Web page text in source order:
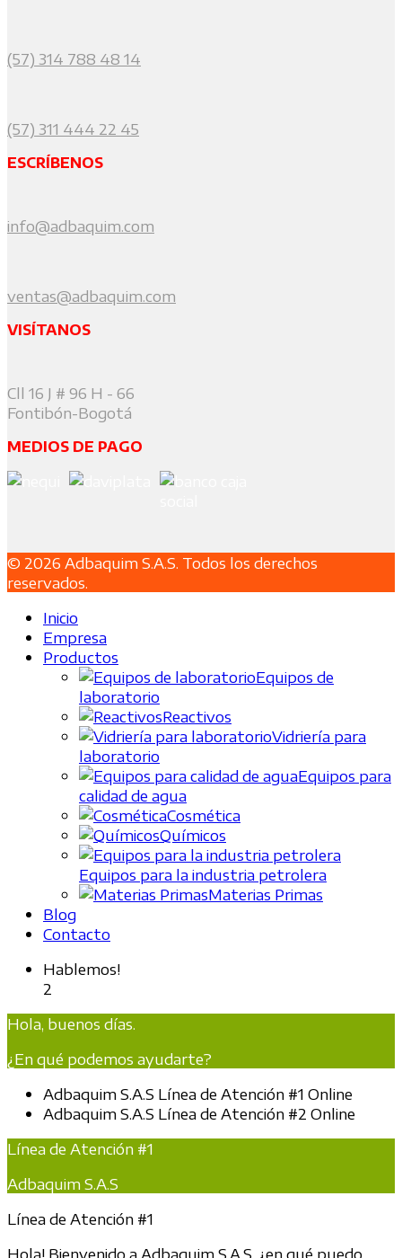
(57) 314 788 48 14
(57) 311 444 22 45
ESCRÍBENOS
info@adbaquim.com
ventas@adbaquim.com
VISÍTANOS
Cll 16 J # 96 H - 66
Fontibón-Bogotá
MEDIOS DE PAGO
© 2026 Adbaquim S.A.S. Todos los derechos
reservados.
Inicio
Empresa
Productos
Equipos de
laboratorio
Reactivos
Vidriería para
laboratorio
Equipos para
calidad de agua
Cosmética
Químicos
Equipos para la industria petrolera
Materias Primas
Blog
Contacto
Hablemos!
2
Hola, buenos días.
¿En qué podemos ayudarte?
Adbaquim S.A.S Línea de Atención #1 Online
Adbaquim S.A.S Línea de Atención #2 Online
Línea de Atención #1
Adbaquim S.A.S
Línea de Atención #1
Hola! Bienvenido a Adbaquim S.A.S, ¿en qué puedo